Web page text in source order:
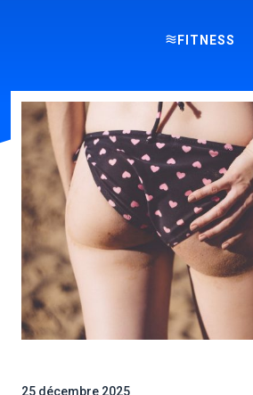
FITNESS
25 décembre 2025